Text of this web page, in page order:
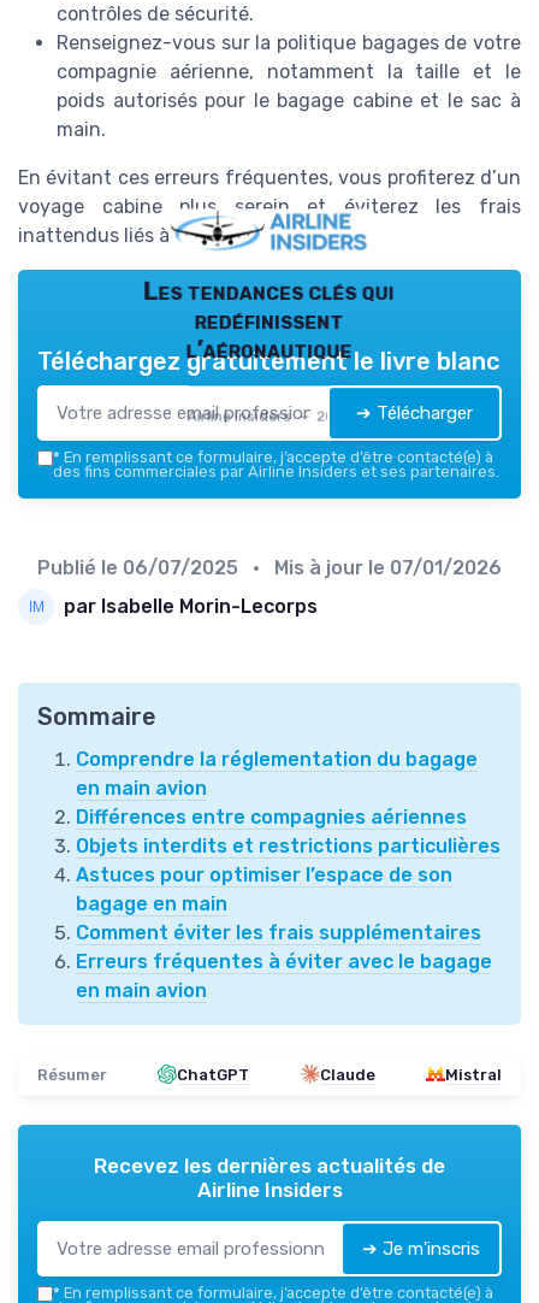
contrôles de sécurité.
Renseignez-vous sur la politique bagages de votre
compagnie aérienne, notamment la taille et le
poids autorisés pour le bagage cabine et le sac à
main.
En évitant ces erreurs fréquentes, vous profiterez d’un
voyage cabine plus serein et éviterez les frais
inattendus liés à vos bagages main.
Les tendances clés qui
redéfinissent
l’aéronautique
Airline Insiders — 2026
Téléchargez gratuitement le livre blanc
➔ Télécharger
* En remplissant ce formulaire, j’accepte d’être contacté(e) à
des fins commerciales par Airline Insiders et ses partenaires.
Publié le 06/07/2025 • Mis à jour le 07/01/2026
par Isabelle Morin-Lecorps
Sommaire
Comprendre la réglementation du bagage
en main avion
Différences entre compagnies aériennes
Objets interdits et restrictions particulières
Astuces pour optimiser l’espace de son
bagage en main
Comment éviter les frais supplémentaires
Erreurs fréquentes à éviter avec le bagage
en main avion
Résumer ChatGPT Claude Mistral
Recevez les dernières actualités de
Airline Insiders
➔ Je m'inscris
* En remplissant ce formulaire, j’accepte d’être contacté(e) à